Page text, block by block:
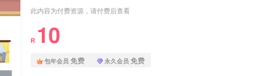
此内容为付费资源，请付费后查看
R 10
包年会员 免费 永久会员 免费